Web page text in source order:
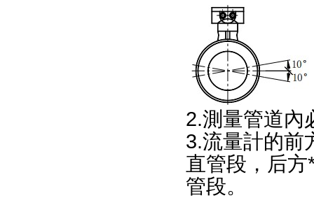
2.測量管道內必
3.流量計的前
直管段，后
管段。